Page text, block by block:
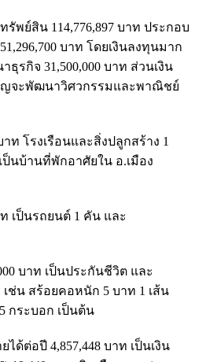
พย์สิน 114,776,897 บาท ประกอบ
บาท โดยเงินลงทุนมาก
รกิจ 31,500,000 บาท ส่วนเงิน
ญจะพัฒนาวิศวกรรมและพาณิชย์
าท โรงเรือนและสิ่งปลูกสร้าง 1
ป็นบ้านที่พักอาศัยใน อ.เมือง
เป็นรถยนต์ 1 คัน และ
บาท เป็นประกันชีวิต และ
ช่น สร้อยคอหนัก 5 บาท 1 เส้น
กระบอก เป็นต้น
ด้ต่อปี 4,857,448 บาท เป็นเงิน